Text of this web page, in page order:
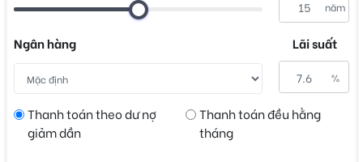
năm
Ngân hàng Lãi suất
%
Thanh toán theo dư nợ
giảm dần
Thanh toán đều hằng
tháng